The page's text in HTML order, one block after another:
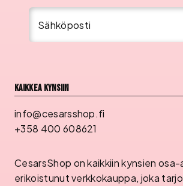
Sähköposti
Kaikkea kynsiin
info@cesarsshop.fi
+358 400 608621
CesarsShop on kaikkiin kynsien osa-
erikoistunut verkkokauppa, joka